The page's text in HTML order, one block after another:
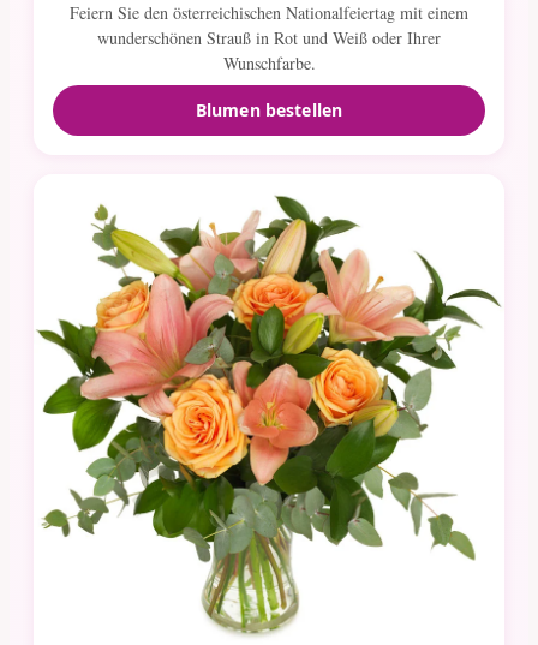
Feiern Sie den österreichischen Nationalfeiertag mit einem
wunderschönen Strauß in Rot und Weiß oder Ihrer
Wunschfarbe.
Blumen bestellen